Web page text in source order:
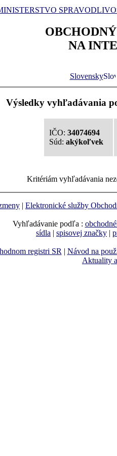
NA
Slovensky
Výsledky vyhľadávania
IČO: 34074694
Súd: akýkoľvek
Kritériám vyhľadávania
| Elektronické služby
Vyhľadávanie podľa :
sídla | spisovej značky |
registri SR| Návod na
Aktuality